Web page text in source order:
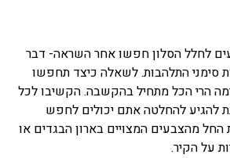
לחלל הסלון חפשו אחר השראה- דבר
סימני התלהבות. לשאלה כיצד תחפשו
הרי הכל מתחיל בהקשבה. הקשיבו לכל
להגיע להחלטה אתם יכולים לחפש
החל מהצבעים המצויים בארון הבגדים או
על הקיר.